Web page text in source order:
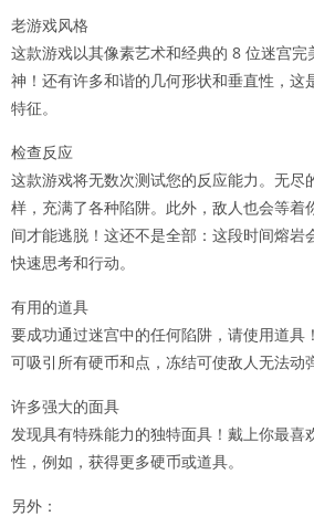
老游戏风格
这款游戏以其像素艺术和经典的 8 位迷宫
神！还有许多和谐的几何形状和垂直性，这
特征。
检查反应
这款游戏将无数次测试您的反应能力。无尽
样，充满了各种陷阱。此外，敌人也会等着
间才能逃脱！这还不是全部：这段时间熔岩
快速思考和行动。
有用的道具
要成功通过迷宫中的任何陷阱，请使用道具
可吸引所有硬币和点，冻结可使敌人无法动
许多强大的面具
发现具有特殊能力的独特面具！戴上你最喜
性，例如，获得更多硬币或道具。
另外：